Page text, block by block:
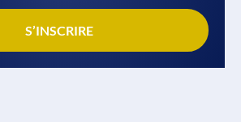
S’INSCRIRE